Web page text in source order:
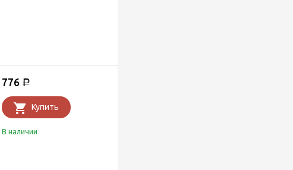
776 Р
Купить
В наличии